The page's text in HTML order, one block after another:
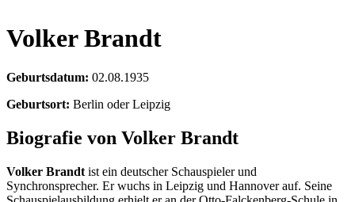
Volker Brandt
Geburtsdatum: 02.08.1935
Geburtsort: Berlin oder Leipzig
Biografie von Volker Brandt
Volker Brandt ist ein deutscher Schauspieler und
Synchronsprecher. Er wuchs in Leipzig und Hannover auf. Seine